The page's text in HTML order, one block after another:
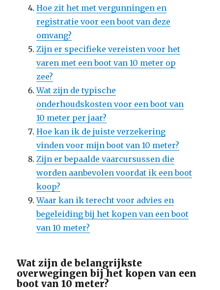
Hoe zit het met vergunningen en
registratie voor een boot van deze
omvang?
Zijn er specifieke vereisten voor het
varen met een boot van 10 meter op
zee?
Wat zijn de typische
onderhoudskosten voor een boot van
10 meter per jaar?
Hoe kan ik de juiste verzekering
vinden voor mijn boot van 10 meter?
Zijn er bepaalde vaarcursussen die
worden aanbevolen voordat ik een boot
koop?
Waar kan ik terecht voor advies en
begeleiding bij het kopen van een boot
van 10 meter?
Wat zijn de belangrijkste
overwegingen bij het kopen van een
boot van 10 meter?